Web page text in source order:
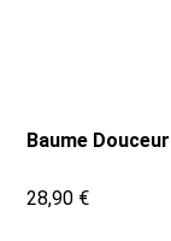
Baume
28,90 €